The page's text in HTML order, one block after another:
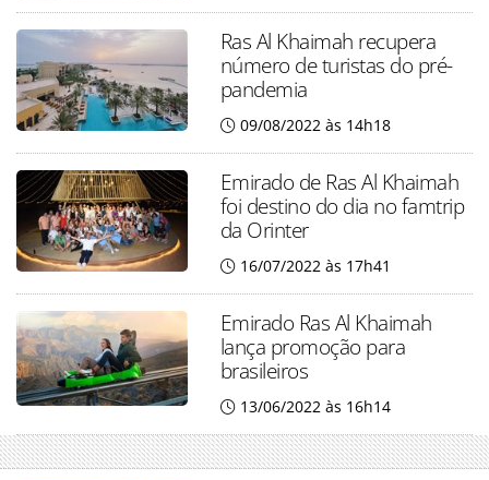
Ras Al Khaimah recupera
número de turistas do pré-
pandemia
09/08/2022 às 14h18
Emirado de Ras Al Khaimah
foi destino do dia no famtrip
da Orinter
16/07/2022 às 17h41
Emirado Ras Al Khaimah
lança promoção para
brasileiros
13/06/2022 às 16h14